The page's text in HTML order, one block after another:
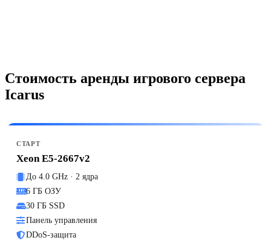
Стоимость аренды игрового сервера
Icarus
СТАРТ
Xeon E5-2667v2
До 4.0 GHz · 2 ядра
6 ГБ ОЗУ
30 ГБ SSD
Панель управления
DDoS-защита